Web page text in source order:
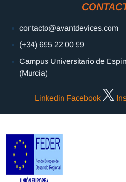
contacto@avantdevices.com
(+34) 695 22 00 99
Campus Universitario de
(Murcia)
Linkedin Facebook